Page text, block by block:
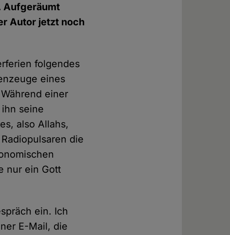
Aufgeräumt
Autor jetzt noch
folgendes
eines
einer
seine
also Allahs,
die
nur ein Gott
ein. Ich
E-Mail, die